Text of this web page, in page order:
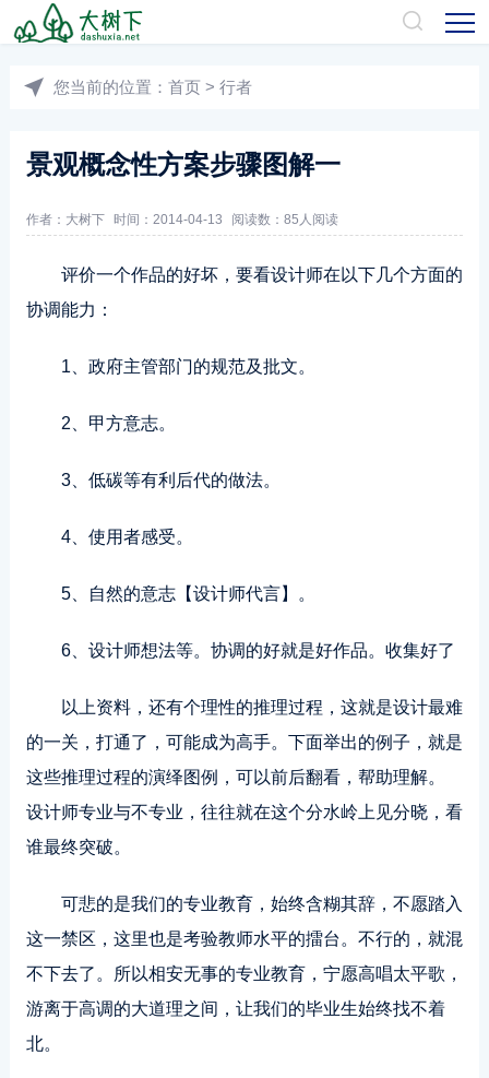
您当前的位置： 首页 > 行者
景观概念性方案步骤图解一
作者： 大树下 时间：2014-04-13 阅读数： 85人阅读
评价一个作品的好坏，要看设计师在以下几个方面的
协调能力：
1、政府主管部门的规范及批文。
2、甲方意志。
3、低碳等有利后代的做法。
4、使用者感受。
5、自然的意志【设计师代言】。
6、设计师想法等。协调的好就是好作品。收集好了
以上资料，还有个理性的推理过程，这就是设计最难
的一关，打通了，可能成为高手。下面举出的例子，就是
这些推理过程的演绎图例，可以前后翻看，帮助理解。
设计师专业与不专业，往往就在这个分水岭上见分晓，看
谁最终突破。
可悲的是我们的专业教育，始终含糊其辞，不愿踏入
这一禁区，这里也是考验教师水平的擂台。不行的，就混
不下去了。所以相安无事的专业教育，宁愿高唱太平歌，
游离于高调的大道理之间，让我们的毕业生始终找不着
北。